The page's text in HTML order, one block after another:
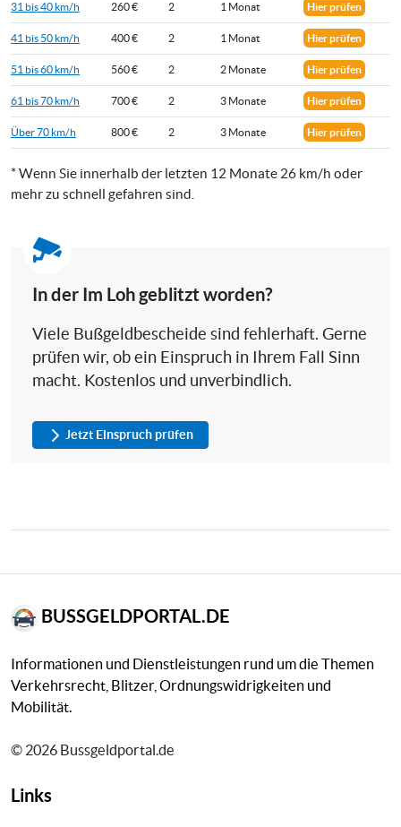
31 bis 40 km/h 260 € 2 1 Monat Hier prüfen
41 bis 50 km/h 400 € 2 1 Monat Hier prüfen
51 bis 60 km/h 560 € 2 2 Monate Hier prüfen
61 bis 70 km/h 700 € 2 3 Monate Hier prüfen
Über 70 km/h 800 € 2 3 Monate Hier prüfen
* Wenn Sie innerhalb der letzten 12 Monate 26 km/h oder
mehr zu schnell gefahren sind.
In der Im Loh geblitzt worden?
Viele Bußgeldbescheide sind fehlerhaft. Gerne
prüfen wir, ob ein Einspruch in Ihrem Fall Sinn
macht. Kostenlos und unverbindlich.
Jetzt Einspruch prüfen
BUSSGELDPORTAL.DE
Informationen und Dienstleistungen rund um die Themen
Verkehrsrecht, Blitzer, Ordnungswidrigkeiten und
Mobilität.
© 2026 Bussgeldportal.de
Links